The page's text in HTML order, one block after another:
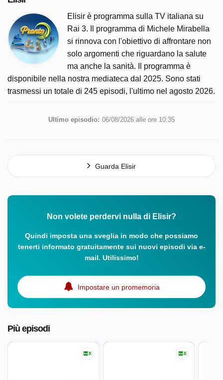
Elisir è programma sulla TV italiana su
Rai 3. Il programma di Michele Mirabella
si rinnova con l'obiettivo di affrontare non
solo argomenti che riguardano la salute
ma anche la sanità. Il programma è
disponibile nella nostra mediateca dal 2025. Sono stati
trasmessi un totale di 245 episodi, l'ultimo nel agosto 2026.
Ultimo episodio: 06/08/2026 alle ore 10:35
Guarda Elisir
Non volete perdervi nulla di Elisir?
Quindi imposta una sveglia in modo che possiamo
tenerti informato gratuitamente sui nuovi episodi via e-
mail. Utilissimo!
Impostare un promemoria
Più episodi